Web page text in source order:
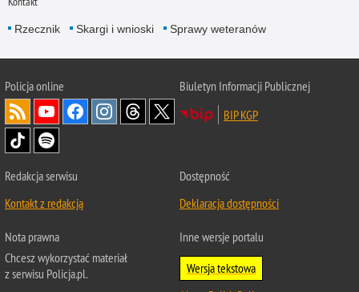
Rzecznik Skargi i wnioski Sprawy weteranów
Policjaonline
Biuletyn Informacji Publicznej
BIP KGP
Redakcja serwisu
Kontakt z redakcją
Dostępność
Deklaracja dostępności
Nota prawna
Chcesz wykorzystać materiał
z serwisu Policja.pl.
Inne wersje portalu
Wersja tekstowa